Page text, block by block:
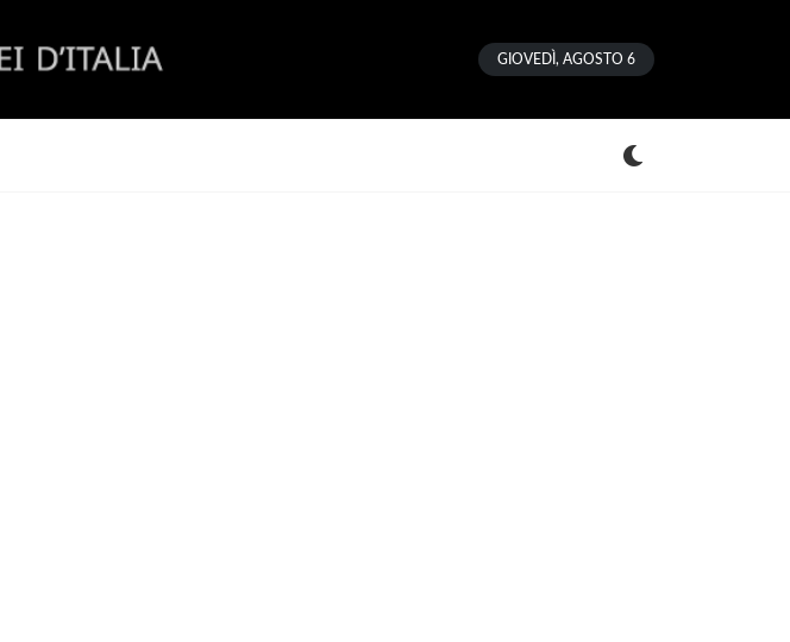
GIOVEDÌ, AGOSTO 6